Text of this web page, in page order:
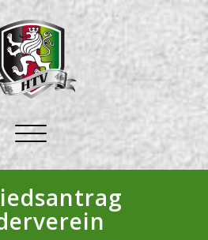
Schalte
Navigation